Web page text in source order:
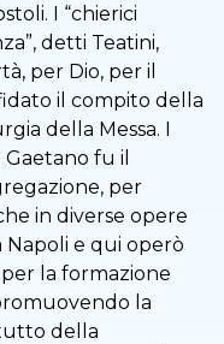
I “chierici
detti Teatini,
per Dio, per il
il compito della
della Messa. I
Gaetano fu il
per
in diverse opere
Napoli e qui operò
la formazione
la
della